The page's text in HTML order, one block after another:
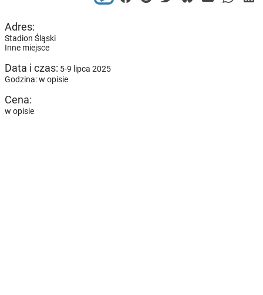
Adres:
Stadion Śląski
Inne miejsce
Data i czas: 5-9 lipca 2025
Godzina: w opisie
Cena:
w opisie